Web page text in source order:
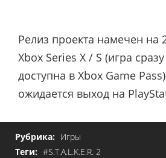
Релиз проекта намечен на
Xbox Series X / S (игра
доступна в Xbox Game
ожидается выход на
Рубрика: Игры
Теги: #S.T.A.L.K.E.R. 2